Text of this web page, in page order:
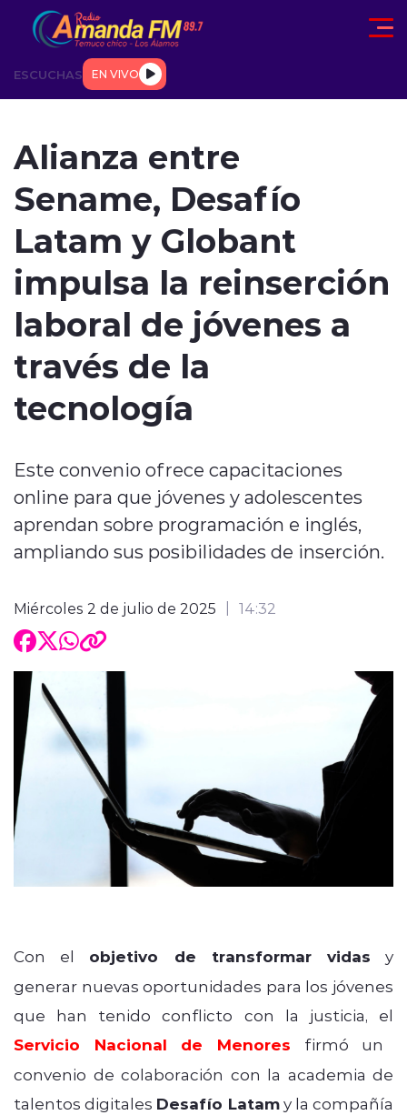
Click acá para ir directamente al contenido
ESCUCHAS EN VIVO
TENDENCIAS
modo claro
Alianza entre
Sename, Desafío
Latam y Globant
impulsa la reinserción
laboral de jóvenes a
través de la
tecnología
Este convenio ofrece capacitaciones
online para que jóvenes y adolescentes
aprendan sobre programación e inglés,
ampliando sus posibilidades de inserción.
Miércoles 2 de julio de 2025 14:32
Con el objetivo de transformar vidas y
generar nuevas oportunidades para los jóvenes
que han tenido conflicto con la justicia, el
Servicio Nacional de Menores firmó un
convenio de colaboración con la academia de
talentos digitales Desafío Latamy la compañía